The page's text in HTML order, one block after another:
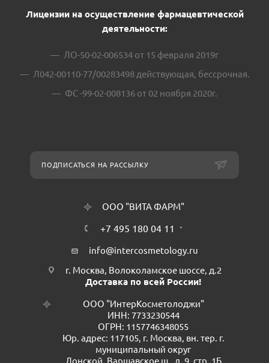
Лицензии на осуществление фармацевтической
деятельности:
ЛО-50-02-006534 от 15 февраля 2019г
Л042-00110-77/00283498 действующая, бессрочная.
ФС -99-02-008136 от 02 ноября 2020г.
ПОДПИСАТЬСЯ НА РАССЫЛКУ
ООО "ВИТА ФАРМ"
+7 495 180 04 11
info@intercosmetology.ru
г. Москва, Волоколамское шоссе, д.2
Доставка по всей России!
ООО "ИнтерКосметолоджи"
ИНН: 7733230544
ОГРН: 1157746348055
Юр. адрес: 117105, г. Москва, вн. тер. г.
муниципальный округ
Донской, Варшавское ш., д. 9, стр. 1Б